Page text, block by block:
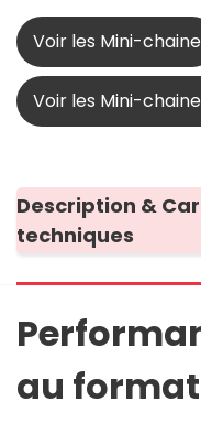
Voir les Mini-chaine
Voir les Mini-
Description &
techniques
au